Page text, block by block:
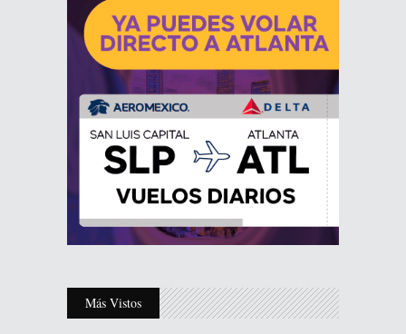
Más Vistos